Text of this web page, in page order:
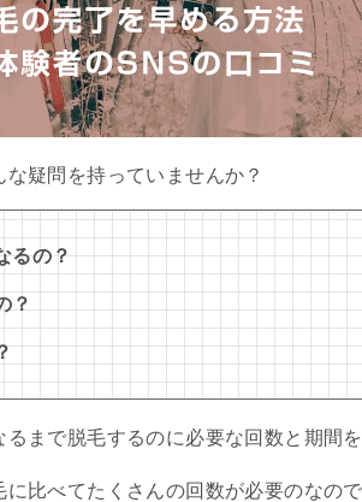
疑問を持っていませんか？
るの？
？
まで脱毛するのに必要な回数と期間を
比べてたくさんの回数が必要のなので